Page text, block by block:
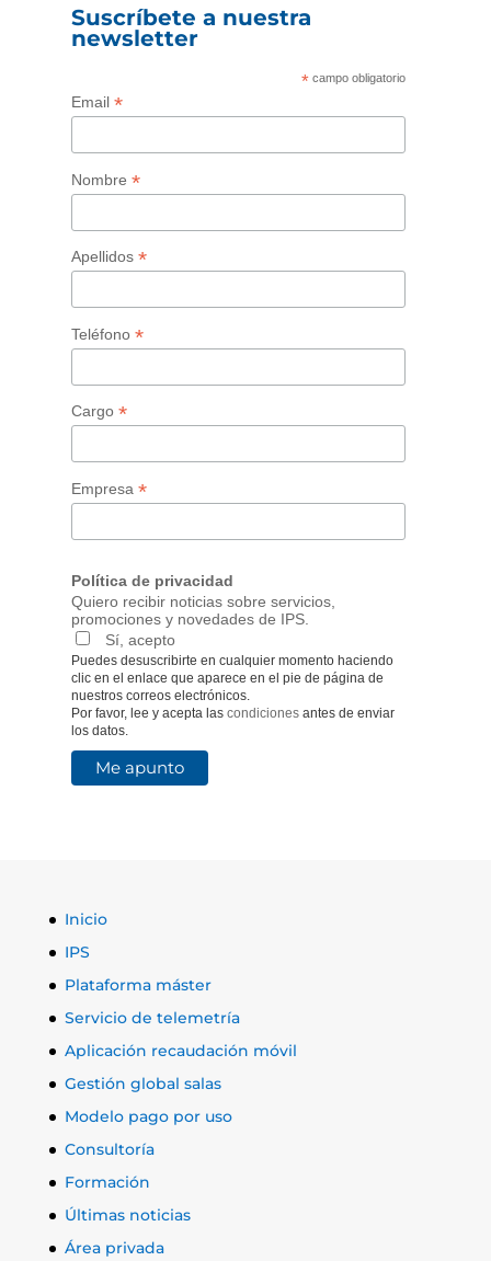
Suscríbete a nuestra
newsletter
* campo obligatorio
Email *
Nombre *
Apellidos *
Teléfono *
Cargo *
Empresa *
Política de privacidad
Quiero recibir noticias sobre servicios,
promociones y novedades de IPS.
Sí, acepto
Puedes desuscribirte en cualquier momento haciendo
clic en el enlace que aparece en el pie de página de
nuestros correos electrónicos.
Por favor, lee y acepta las condicionesantes de enviar
los datos.
Inicio
IPS
Plataforma máster
Servicio de telemetría
Aplicación recaudación móvil
Gestión global salas
Modelo pago por uso
Consultoría
Formación
Últimas noticias
Área privada